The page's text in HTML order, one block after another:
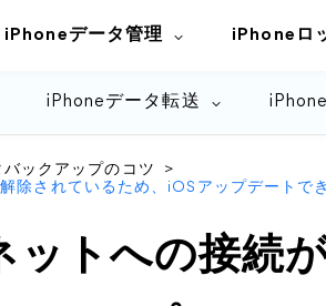
iPhoneデータ管理 iPhoneロ
iPhoneデータ転送
ックアップのコツ
>
除されているため、iOSアップデートで
ットへの接続